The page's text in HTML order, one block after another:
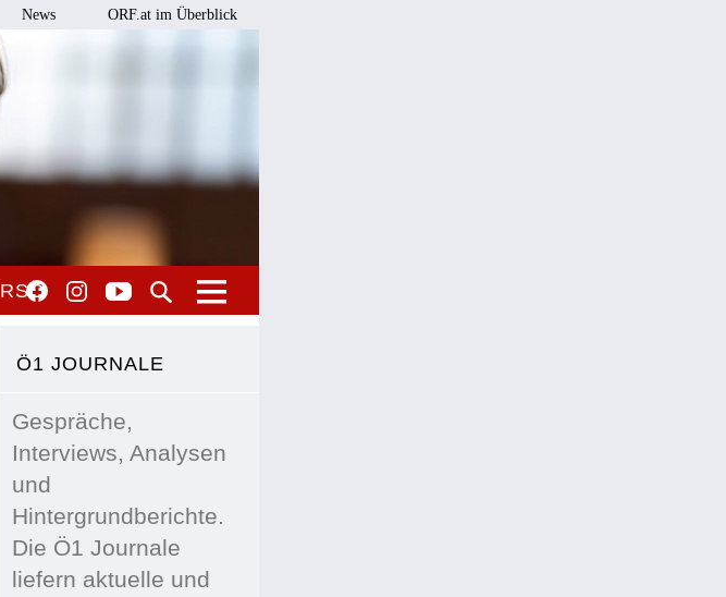
News ORF.at im Überblick
RSO
Ö1 JOURNALE
Gespräche,
Interviews, Analysen
und
Hintergrundberichte.
Die Ö1 Journale
liefern aktuelle und